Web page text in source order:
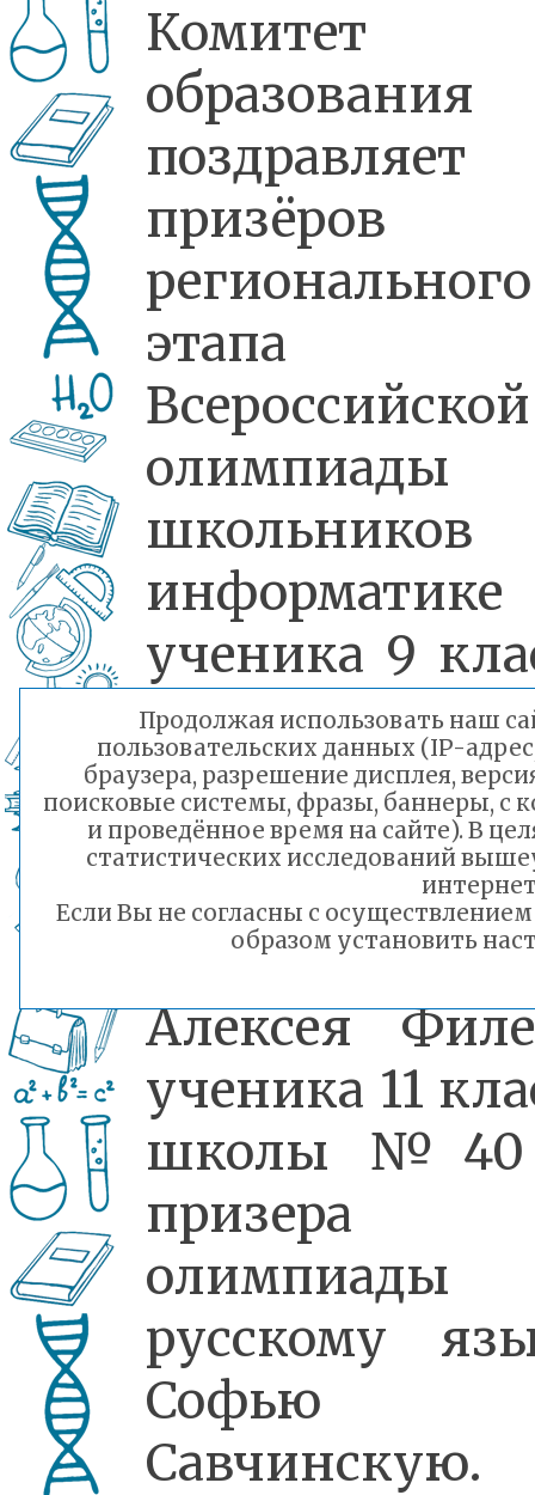
Комитет
образования
поздравляет
призёров
регионального
этапа
Всероссийской
олимпиады
школьников
ученика 9
школы
Кирилла
ученика 11
школы
Алексея
ученика 11
школы
призера
олимпиады
русскому
Софью
Савчинскую.
Продолжая использовать наш
пользовательских данных (IP-
браузера, разрешение дисплея,
поисковые системы, фразы, баннеры, с
и проведённое время на сайте). В
статистических исследований
Если Вы не согласны с
образом установить